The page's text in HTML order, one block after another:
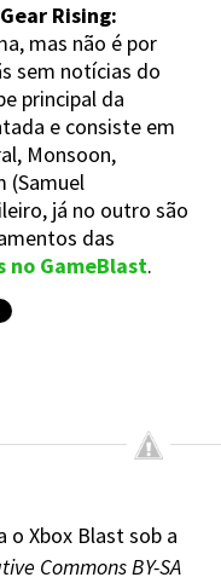
Rising:
mas não é por
sem notícias do
principal da
e consiste em
Monsoon,
(Samuel
já no outro são
das
no GameBlast.
o Xbox Blast sob a
Commons BY-SA